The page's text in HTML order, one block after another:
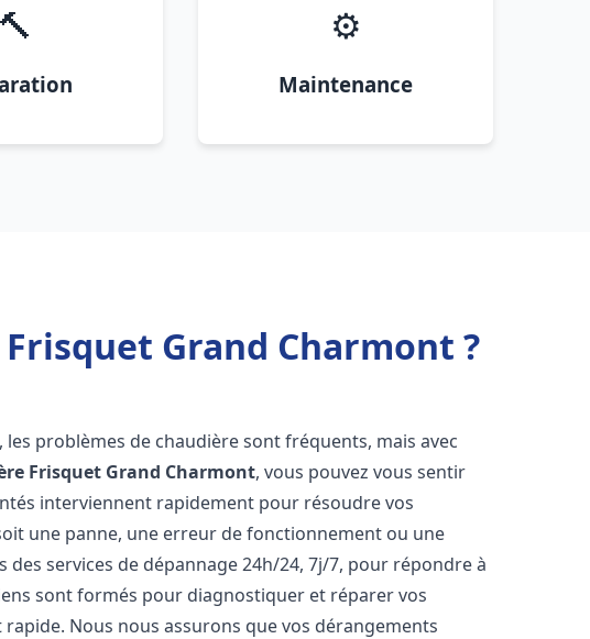
🔨 ⚙️
Maintenance
Grand Charmont ?
, les problèmes de chaudière sont fréquents, mais avec
Frisquet Grand Charmont, vous pouvez vous sentir
interviennent rapidement pour résoudre vos
une panne, une erreur de fonctionnement ou une
services de dépannage 24h/24, 7j/7, pour répondre à
sont formés pour diagnostiquer et réparer vos
Nous nous assurons que vos dérangements